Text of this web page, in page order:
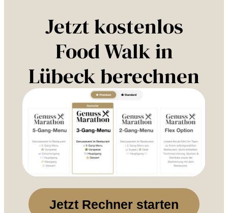
Jetzt kostenlos
Food Walk in
Lübeck berechnen
Jetzt Rechner starten